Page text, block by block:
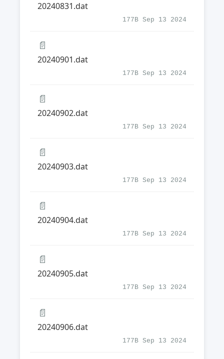
20240831.dat
177B Sep 13 2024
📄
20240901.dat
177B Sep 13 2024
📄
20240902.dat
177B Sep 13 2024
📄
20240903.dat
177B Sep 13 2024
📄
20240904.dat
177B Sep 13 2024
📄
20240905.dat
177B Sep 13 2024
📄
20240906.dat
177B Sep 13 2024